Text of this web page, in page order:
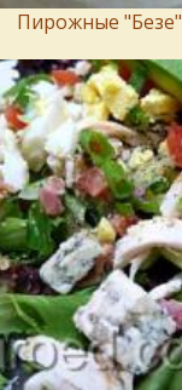
Пирожныe "Бeзe"